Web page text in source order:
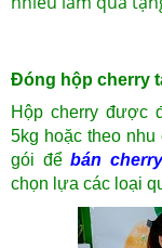
Đóng hộp cherry
Hộp cherry được
5kg hoặc theo
gói để bán
chọn lựa các loại